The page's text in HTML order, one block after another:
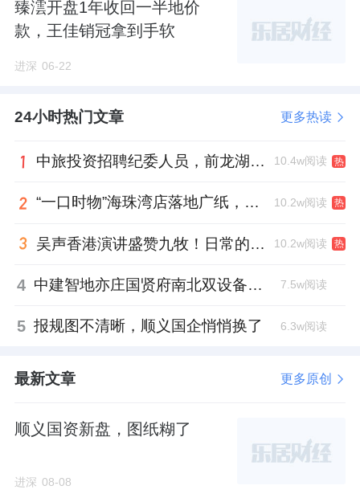
程设计与顾问有限公司（简称“中外建”）参与
住宅方案设计，中标价格592.891万元。
区中关村电子城
西区E6、E7地块项目未取得规
证批准内容及行政主管部门提供的规划设计条
业的设计图纸，被相关部门
罚款10万。
梧桐府的售楼处及样板间软装设计及采购中
标，请的是另一家设计公司——北京江河创建
该项目地块是在2024年7月，由大兴
京大兴发展集地联合体以21.46亿元底价竞得，
共包括3幅子地块。
臻澐开盘1年收回一半地价
款，王佳销冠拿到手软
进深 06-22
24小时热门文章 更多热读
中旅投资招聘纪委人员，前龙湖副总裁胡若翔掌舵 10.4w阅读 热
“一口时物”海珠湾店落地广纸，越秀地产以“新鲜现制”商业新场景打造社区高品质生活 10.2w阅读 热
吴声香港演讲盛赞九牧！日常的小锚点变成科技突破点！ 10.2w阅读 热
4 中建智地亦庄国贤府南北双设备平台，得房率创区域新高 7.5w阅读
5 报规图不清晰，顺义国企悄悄换了 6.3w阅读
最新文章 更多原创
顺义国资新盘，图纸糊了
进深 08-08